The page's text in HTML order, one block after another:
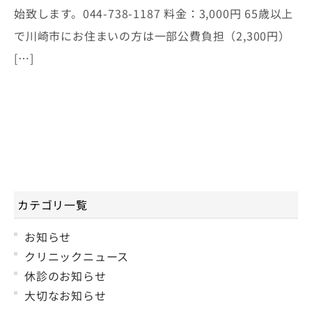
始致します。044-738-1187 料金：3,000円 65歳以上
で川崎市にお住まいの方は一部公費負担（2,300円）
[…]
カテゴリ一覧
お知らせ
クリニックニュース
休診のお知らせ
大切なお知らせ